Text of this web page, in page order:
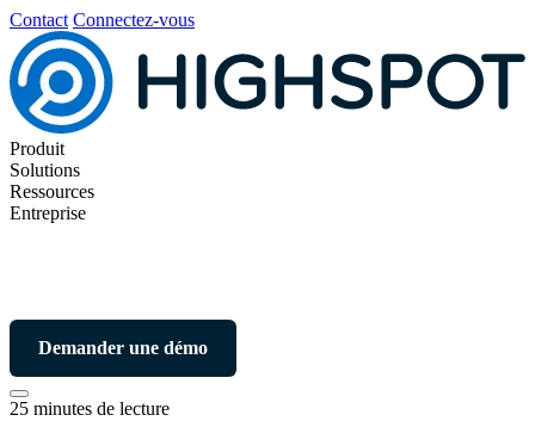
Contact Connectez-vous
Produit
Solutions
Ressources
Entreprise
Demander une démo
25 minutes de lecture